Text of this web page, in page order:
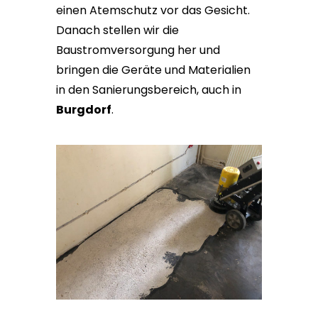
einen Atemschutz vor das Gesicht.
Danach stellen wir die
Baustromversorgung her und
bringen die Geräte und Materialien
in den Sanierungsbereich, auch in
Burgdorf.